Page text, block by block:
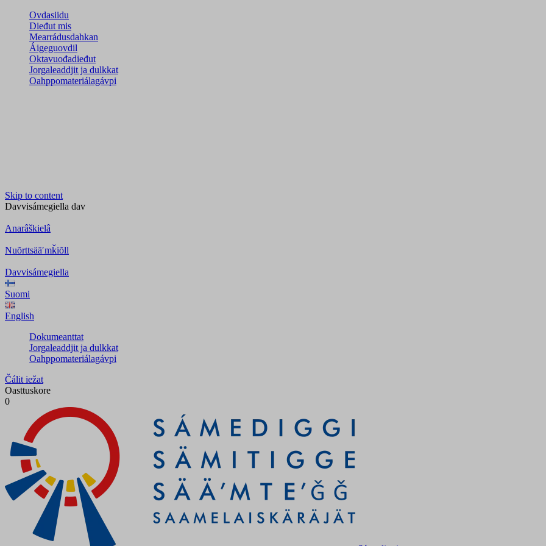
Ovdasiidu
Dieđut mis
Mearrádusdahkan
Áigeguovdil
Oktavuođadieđut
Jorgaleaddjit ja dulkkat
Oahppomateriálagávpi
Skip to content
Davvisámegiella dav
Anarâškielâ
Nuõrttsääʹmǩiõll
Davvisámegiella
Suomi
English
Dokumeanttat
Jorgaleaddjit ja dulkkat
Oahppomateriálagávpi
Čálit iežat
Oasttuskore
0